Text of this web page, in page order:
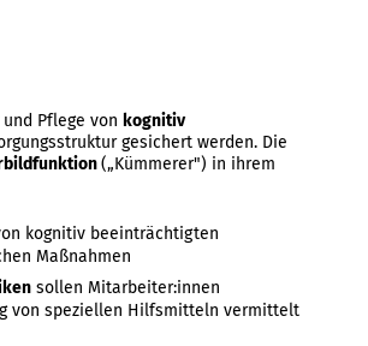
Pflege von kognitiv
gesichert werden. Die
(„Kümmerer") in ihrem
kognitiv beeinträchtigten
Maßnahmen
sollen Mitarbeiter:innen
von speziellen Hilfsmitteln vermittelt